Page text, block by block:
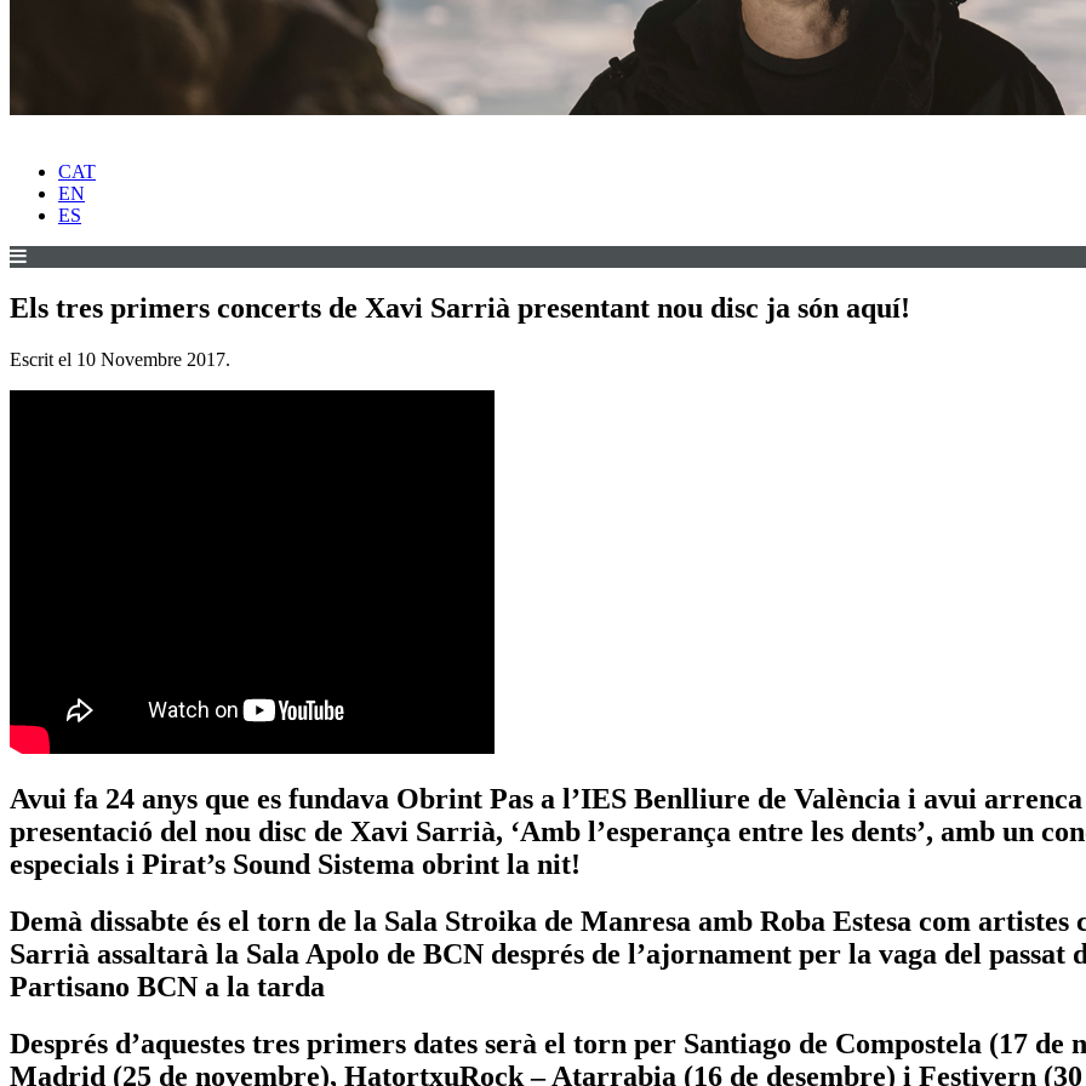
CAT
EN
ES
Els tres primers concerts de Xavi Sarrià presentant nou disc ja són aquí!
Escrit el 10 Novembre 2017.
Avui fa 24 anys que es fundava Obrint Pas a l’IES Benlliure de València i avui
presentació del nou disc de Xavi Sarrià, ‘Amb l’esperança entre les dents’, amb un
especials i Pirat’s Sound Sistema obrint la nit!
Demà dissabte és el torn de la Sala Stroika de Manresa amb Roba Estesa com
Sarrià assaltarà la Sala Apolo de BCN després de l’ajornament per la vaga del passat
Partisano BCN a la tarda
Després d’aquestes tres primers dates serà el torn per Santiago de Compostela (17
Madrid (25 de novembre), HatortxuRock – Atarrabia (16 de desembre) i Festivern